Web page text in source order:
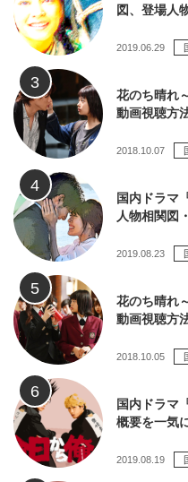
図、登場人
2019.06.29
花のち晴れ
動画視聴方
2018.10.07
国内ドラマ
人物相関図
2019.08.23
花のち晴れ
動画視聴方
2018.10.05
国内ドラマ
概要を一気
2019.08.19